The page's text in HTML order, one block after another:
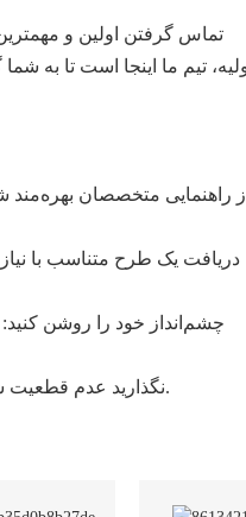
تماس گرفتن اولین و
تیم ما اینجا است تا به
از راهنمایی متخصصان
دریافت یک طرح متناسب با
چشم‌انداز خود را روشن کنید:
نگذارید عدم قطعیت شما را عقب نگه دارد. فرصت مناسب فقط به اندازه یک پیام با شما فاصله دارد.